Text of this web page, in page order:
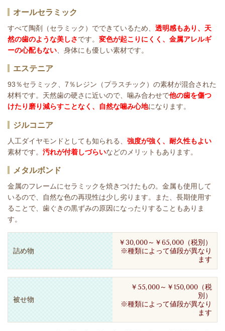
オールセラミック
すべて陶剤（セラミック）でできているため、 透明感もあり、天
然の歯のような美しさです。 変色が起こりにくく、金属アレルギ
ーの心配もない 、身体にも優しい素材です。
エステニア
93％セラミック、7％レジン（プラスチック）の素材が混合された
材料です。天然歯の硬さに近いので、噛み合わせで他の歯を傷つ
けたり磨り減らすことなく、自然な噛み心地になります。
ジルコニア
人工ダイヤモンドとしても知られる、 強度が強く、耐久性もよい
素材です。 汚れが付着しづらいなどのメリットもあります。
メタルボンド
金属のフレームにセラミックを焼きつけたもの。金属も使用して
いるので、自然な色の再現性は少し劣ります。また、長期使用す
ることで、歯ぐきの黒ずみの原因になったりすることもありま
す。
詰め物
￥30,000～￥65,000（税別）
※種類によって値段が異なり
ます
被せ物
￥55,000～￥150,000（税
別）
※種類によって値段が異なり
ます